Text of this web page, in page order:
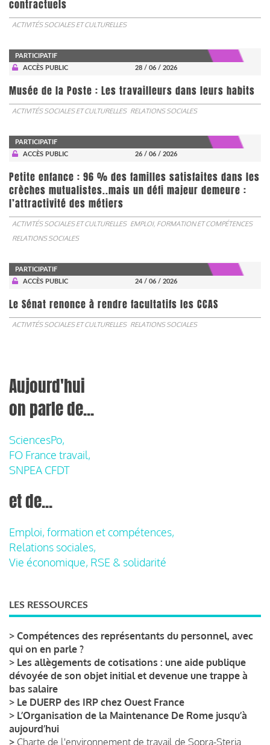
contractuels
ACTIVITÉS SOCIALES ET CULTURELLES
PARTICIPATIF
ACCÈS PUBLIC
28 / 06 / 2026
Musée de la Poste : Les travailleurs dans leurs habits
ACTIVITÉS SOCIALES ET CULTURELLES RELATIONS SOCIALES
PARTICIPATIF
ACCÈS PUBLIC
26 / 06 / 2026
Petite enfance : 96 % des familles satisfaites dans les
crèches mutualistes..mais un défi majeur demeure :
l’attractivité des métiers
ACTIVITÉS SOCIALES ET CULTURELLES EMPLOI, FORMATION ET COMPÉTENCES
RELATIONS SOCIALES
PARTICIPATIF
ACCÈS PUBLIC
24 / 06 / 2026
Le Sénat renonce à rendre facultatifs les CCAS
ACTIVITÉS SOCIALES ET CULTURELLES RELATIONS SOCIALES
Aujourd'hui
on parle de...
SciencesPo,
FO France travail,
SNPEA CFDT
et de...
Emploi, formation et compétences,
Relations sociales,
Vie économique, RSE & solidarité
LES RESSOURCES
> Compétences des représentants du personnel, avec
qui on en parle ?
> Les allègements de cotisations : une aide publique
dévoyée de son objet initial et devenue une trappe à
bas salaire
> Le DUERP des IRP chez Ouest France
> L’Organisation de la Maintenance De Rome jusqu’à
aujourd’hui
> Charte de l'environnement de travail de Sopra-Steria